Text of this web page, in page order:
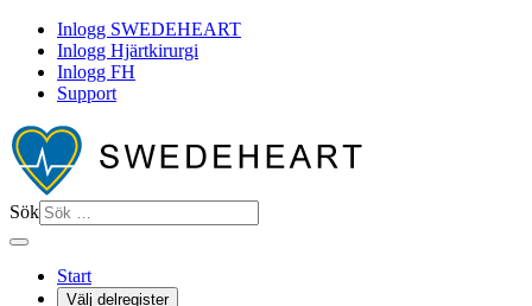
Inlogg SWEDEHEART
Inlogg Hjärtkirurgi
Inlogg FH
Support
Sök
Start
Välj delregister